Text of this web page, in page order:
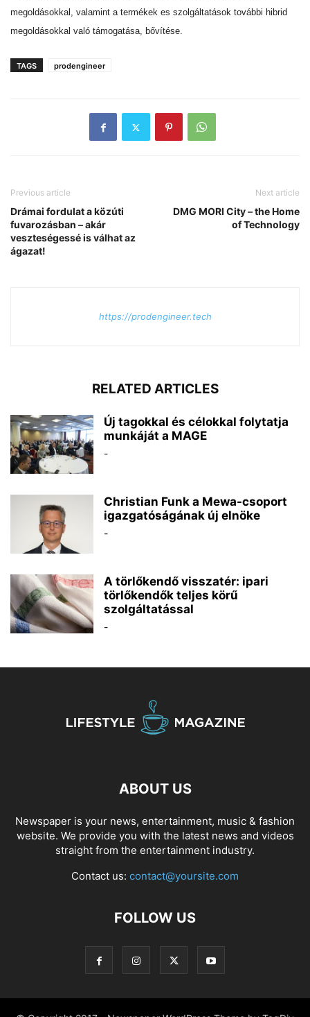
megoldásokkal, valamint a termékek es szolgáltatások további hibrid
megoldásokkal való támogatása, bővítése.
TAGS prodengineer
Previous article
Drámai fordulat a közúti
fuvarozásban – akár
veszteségessé is válhat az
ágazat!
Next article
DMG MORI City – the Home
of Technology
https://prodengineer.tech
RELATED ARTICLES
Új tagokkal és célokkal folytatja
munkáját a MAGE
-
Christian Funk a Mewa-csoport
igazgatóságának új elnöke
-
A törlőkendő visszatér: ipari
törlőkendők teljes körű
szolgáltatással
-
ABOUT US
Newspaper is your news, entertainment, music & fashion
website. We provide you with the latest news and videos
straight from the entertainment industry.
Contact us: contact@yoursite.com
FOLLOW US